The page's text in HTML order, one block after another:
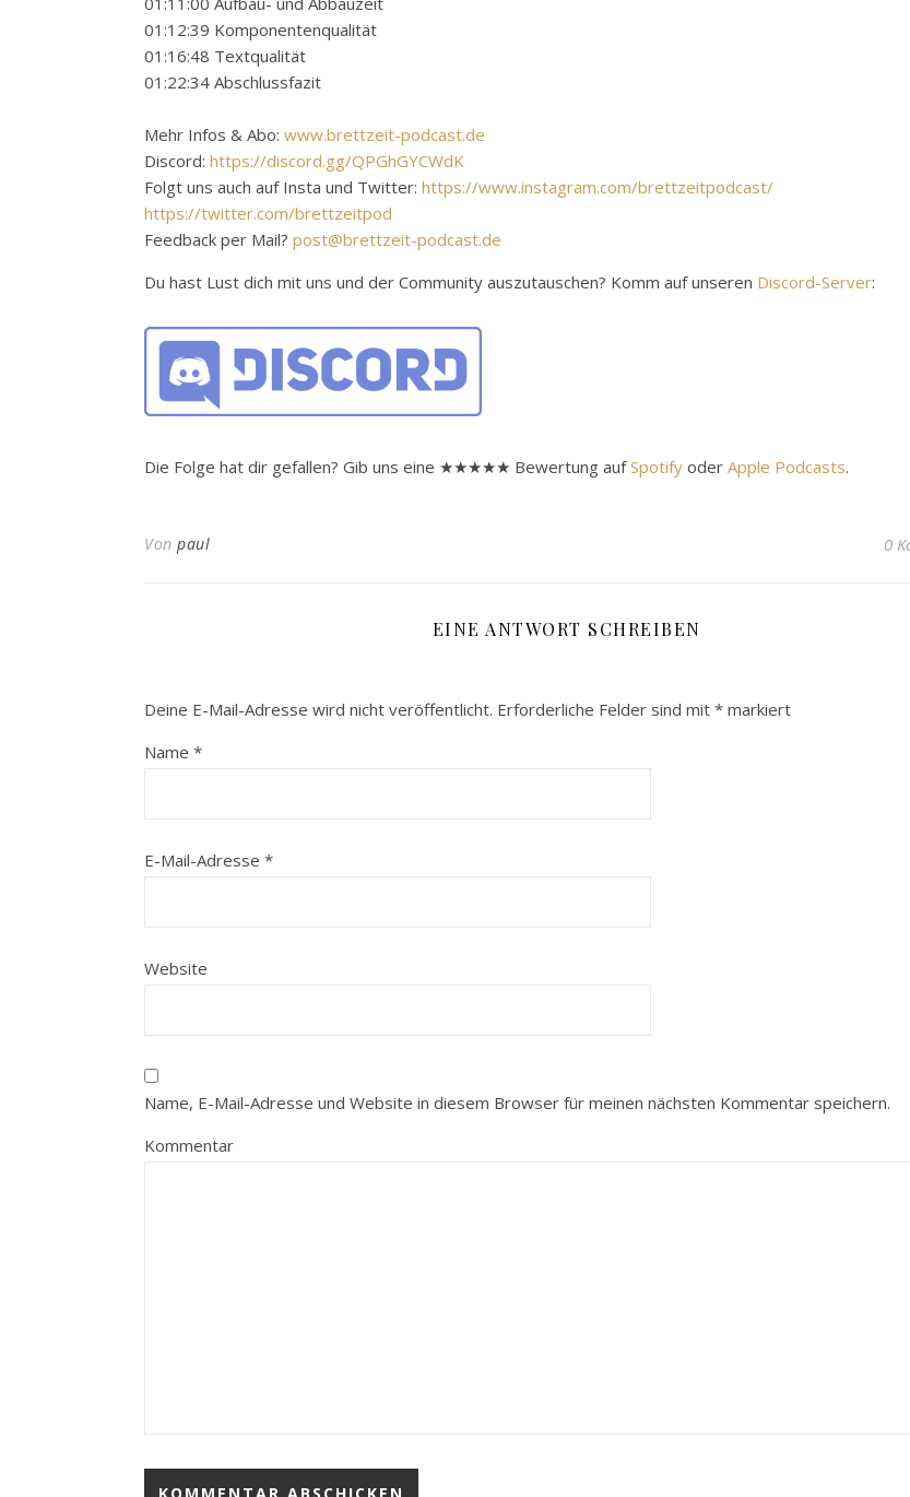
01:12:39 Komponentenqualität
01:16:48 Textqualität
01:22:34 Abschlussfazit
Mehr Infos & Abo: www.brettzeit-podcast.de
Discord: https://discord.gg/QPGhGYCWdK
Folgt uns auch auf Insta und Twitter: https://www.instagram.com/brettzeitpodcast/
https://twitter.com/brettzeitpod
Feedback per Mail? post@brettzeit-podcast.de
Du hast Lust dich mit uns und der Community auszutauschen? Komm auf unseren Discord-Server:
Die Folge hat dir gefallen? Gib uns eine ★★★★★ Bewertung aufSpotify oder Apple Podcasts.
Von paul 0
EINE ANTWORT SCHREIBEN
Deine E-Mail-Adresse wird nicht veröffentlicht. Erforderliche Felder sind mit * markiert
Name *
E-Mail-Adresse *
Website
Name, E-Mail-Adresse und Website in diesem Browser für meinen nächsten Kommentar speichern.
Kommentar